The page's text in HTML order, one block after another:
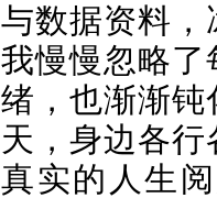
与数据资料
我慢慢忽略
绪，也渐渐
天，身边各
真实的人生